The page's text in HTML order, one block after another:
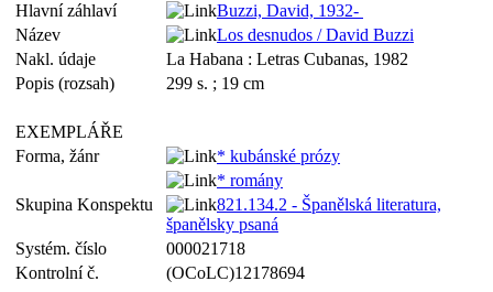
Hlavní záhlaví
Buzzi, David, 1932-
Název
Los desnudos / David Buzzi
Nakl. údaje
La Habana : Letras Cubanas, 1982
Popis (rozsah)
299 s. ; 19 cm
EXEMPLÁŘE
Forma, žánr
* kubánské prózy
* romány
Skupina Konspektu
821.134.2 - Španělská literatura,
španělsky psaná
Systém. číslo
000021718
Kontrolní č.
(OCoLC)12178694